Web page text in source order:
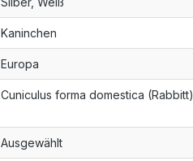
Kaninchen
Europa
Cuniculus forma domestica (Rabbitt)
Ausgewählt